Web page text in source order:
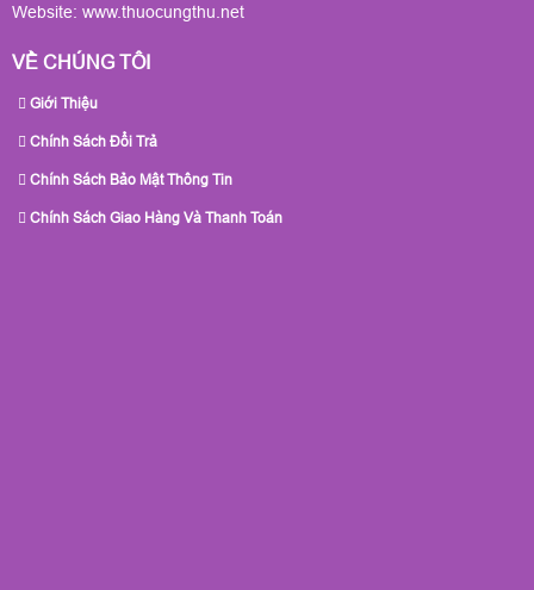
Website: www.thuocungthu.net
VỀ CHÚNG TÔI
Giới Thiệu
Chính Sách Đổi Trả
Chính Sách Bảo Mật Thông Tin
Chính Sách Giao Hàng Và Thanh Toán